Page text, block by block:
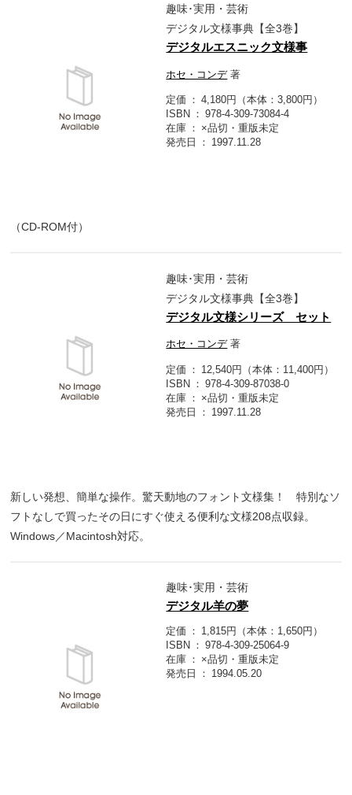
趣味･実用・芸術
デジタル文様事典【全3巻】
デジタルエスニック文様事
ホセ・コンデ著
定価
4,180円（本体：3,800円）
ISBN
978-4-309-73084-4
在庫
×品切・重版未定
発売日
1997.11.28
（CD-ROM付）
趣味･実用・芸術
デジタル文様事典【全3巻】
デジタル文様シリーズ セット
ホセ・コンデ著
定価
12,540円（本体：11,400円）
ISBN
978-4-309-87038-0
在庫
×品切・重版未定
発売日
1997.11.28
新しい発想、簡単な操作。驚天動地のフォント文様集！ 特別なソ
フトなしで買ったその日にすぐ使える便利な文様208点収録。
Windows／Macintosh対応。
趣味･実用・芸術
デジタル羊の夢
定価
1,815円（本体：1,650円）
ISBN
978-4-309-25064-9
在庫
×品切・重版未定
発売日
1994.05.20